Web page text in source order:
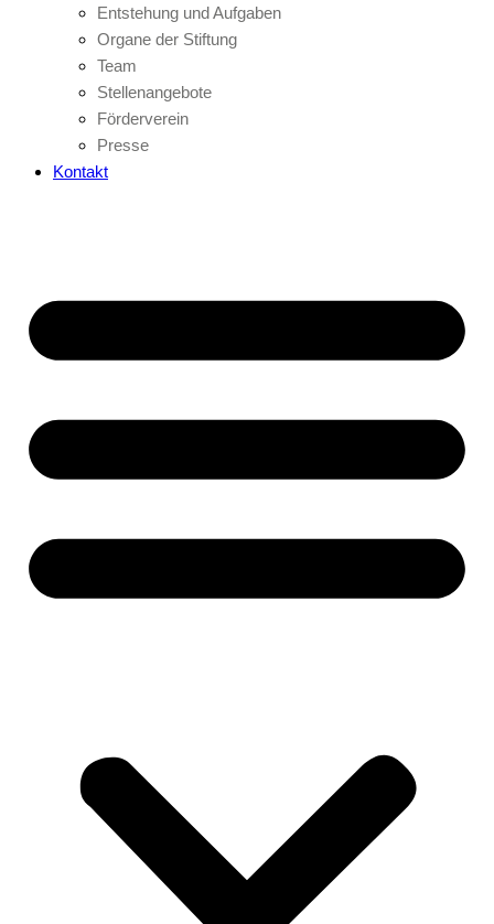
Entstehung und Aufgaben
Organe der Stiftung
Team
Stellenangebote
Förderverein
Presse
Kontakt